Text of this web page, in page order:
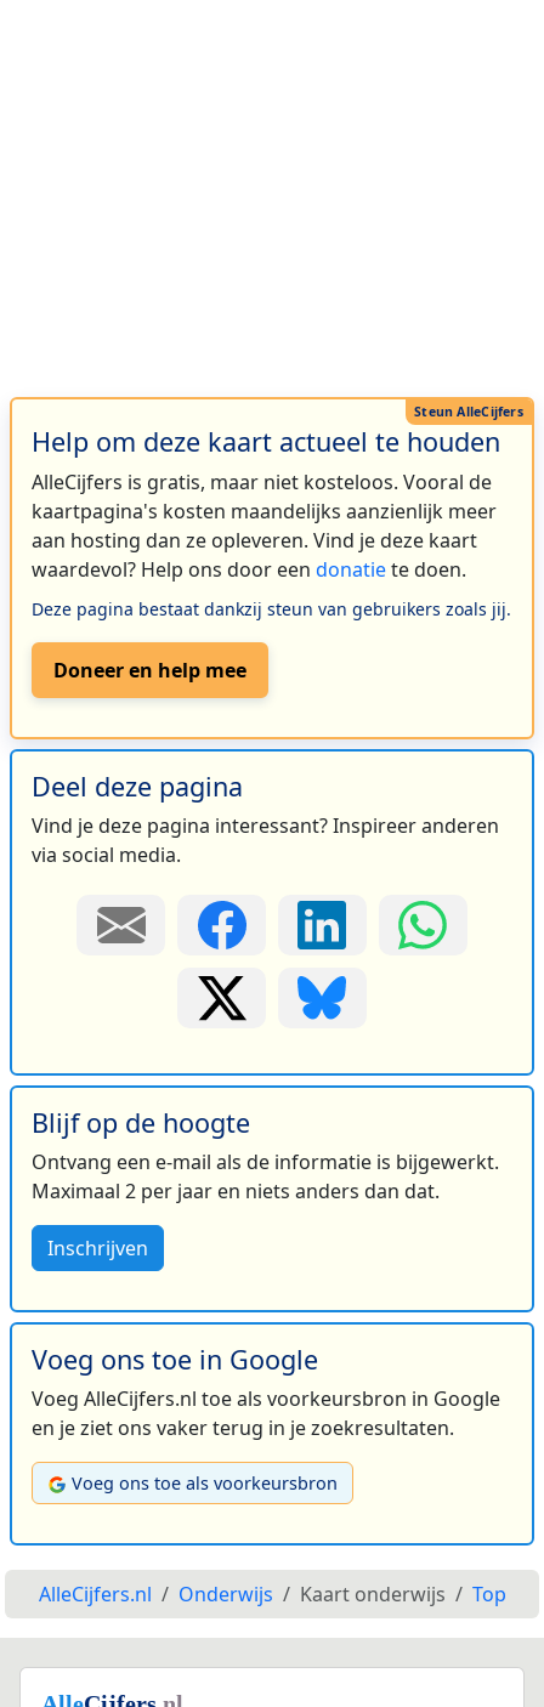
Help om deze kaart actueel te houden
AlleCijfers is gratis, maar niet kosteloos. Vooral de
kaartpagina's kosten maandelijks aanzienlijk meer
aan hosting dan ze opleveren. Vind je deze kaart
waardevol? Help ons door een donatiete doen.
Deze pagina bestaat dankzij steun van gebruikers zoals jij.
Doneer en help mee
Deel deze pagina
Vind je deze pagina interessant? Inspireer anderen
via social media.
Blijf op de hoogte
Ontvang een e-mail als de informatie is bijgewerkt.
Maximaal 2 per jaar en niets anders dan dat.
Inschrijven
Voeg ons toe in Google
Voeg AlleCijfers.nl toe als voorkeursbron in Google
en je ziet ons vaker terug in je zoekresultaten.
Voeg ons toe als voorkeursbron
AlleCijfers.nl Onderwijs Kaart onderwijs Top